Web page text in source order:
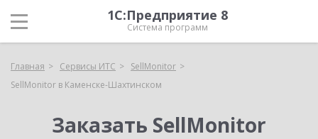
1С:Предприятие 8
Система программ
Главная Сервисы ИТС
SellMonitor
SellMonitor в Каменске-Шахтинском
Заказать SellMonitor